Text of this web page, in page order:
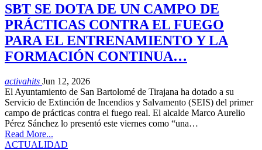
SBT SE DOTA DE UN CAMPO DE
PRÁCTICAS CONTRA EL FUEGO
PARA EL ENTRENAMIENTO Y LA
FORMACIÓN CONTINUA…
activahits Jun 12, 2026
El Ayuntamiento de San Bartolomé de Tirajana ha dotado a su
Servicio de Extinción de Incendios y Salvamento (SEIS) del primer
campo de prácticas contra el fuego real. El alcalde Marco Aurelio
Pérez Sánchez lo presentó este viernes como “una…
Read More...
ACTUALIDAD